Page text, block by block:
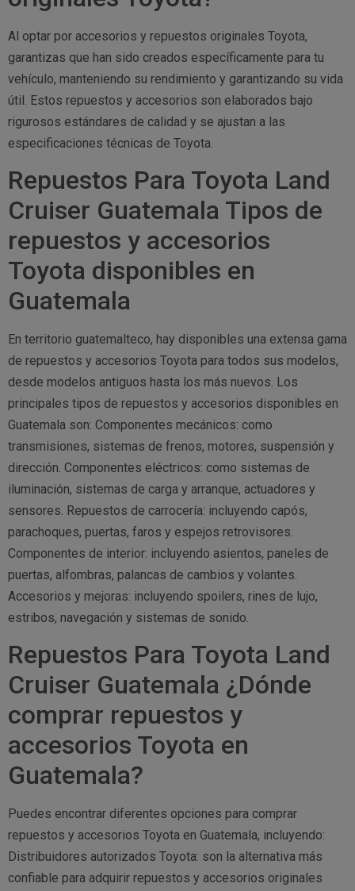
Al optar por accesorios y repuestos originales Toyota,
garantizas que han sido creados específicamente para tu
vehículo, manteniendo su rendimiento y garantizando su vida
útil. Estos repuestos y accesorios son elaborados bajo
rigurosos estándares de calidad y se ajustan a las
especificaciones técnicas de Toyota.
Repuestos Para Toyota Land
Cruiser Guatemala Tipos de
repuestos y accesorios
Toyota disponibles en
Guatemala
En territorio guatemalteco, hay disponibles una extensa gama
de repuestos y accesorios Toyota para todos sus modelos,
desde modelos antiguos hasta los más nuevos. Los
principales tipos de repuestos y accesorios disponibles en
Guatemala son: Componentes mecánicos: como
transmisiones, sistemas de frenos, motores, suspensión y
dirección. Componentes eléctricos: como sistemas de
iluminación, sistemas de carga y arranque, actuadores y
sensores. Repuestos de carrocería: incluyendo capós,
parachoques, puertas, faros y espejos retrovisores.
Componentes de interior: incluyendo asientos, paneles de
puertas, alfombras, palancas de cambios y volantes.
Accesorios y mejoras: incluyendo spoilers, rines de lujo,
estribos, navegación y sistemas de sonido.
Repuestos Para Toyota Land
Cruiser Guatemala ¿Dónde
comprar repuestos y
accesorios Toyota en
Guatemala?
Puedes encontrar diferentes opciones para comprar
repuestos y accesorios Toyota en Guatemala, incluyendo:
Distribuidores autorizados Toyota: son la alternativa más
confiable para adquirir repuestos y accesorios originales